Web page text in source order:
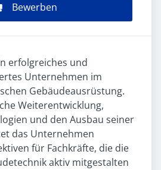
Bewerben
erfolgreiches und
Unternehmen im
Gebäudeausrüstung.
Weiterentwicklung,
und den Ausbau seiner
das Unternehmen
für Fachkräfte, die die
aktiv mitgestalten